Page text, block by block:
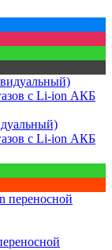
с Li-ion АКБ